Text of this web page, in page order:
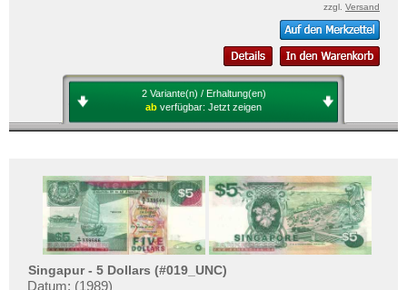
zzgl. Versand
2 Variante(n) / Erhaltung(en)
ab verfügbar: Jetzt zeigen
Singapur - 5 Dollars (#019_UNC)
Datum: (1989)